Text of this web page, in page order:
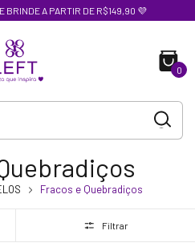
BRINDE A PARTIR DE R$149,90 💜
0
Fracos e Quebradiços
Filtrar